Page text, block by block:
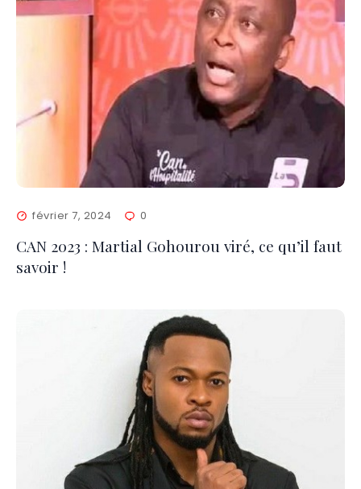
février 7, 2024 0
CAN 2023 : Martial Gohourou viré, ce qu’il faut
savoir !